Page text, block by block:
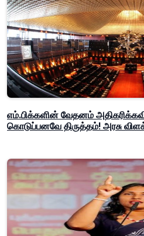
எம்.பிக்களின் வேதனம்
கொடுப்பனவே திருத்தம்! அரசு